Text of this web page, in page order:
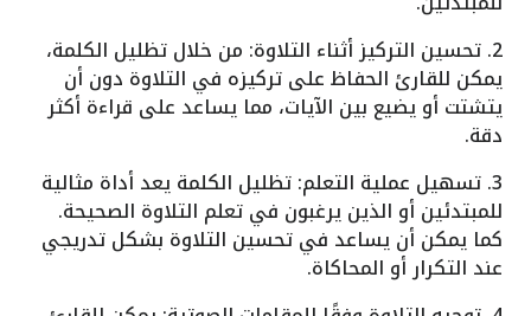
2. تحسين التركيز أثناء التلاوة: من خلال تظليل الكلمة،
يمكن للقارئ الحفاظ على تركيزه في التلاوة دون أن
يتشتت أو يضيع بين الآيات، مما يساعد على قراءة أكثر
دقة.
3. تسهيل عملية التعلم: تظليل الكلمة يعد أداة مثالية
للمبتدئين أو الذين يرغبون في تعلم التلاوة الصحيحة.
كما يمكن أن يساعد في تحسين التلاوة بشكل تدريجي
عند التكرار أو المحاكاة.